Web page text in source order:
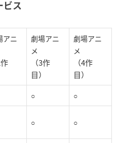
ビス
アニ
作
劇場アニ
メ
（3作
目）
劇場アニ
メ
（4作
目）
○ ○
○ ○